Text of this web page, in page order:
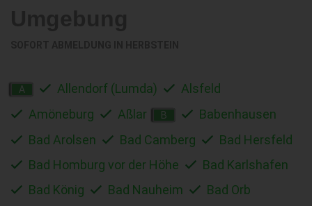
A Allendorf (Lumda)
Alsfeld
Amöneburg
Aßlar B
Babenhausen
Bad Arolsen
Bad Camberg
Bad Hersfeld
Bad Homburg vor der Höhe
Bad Karlshafen
Bad König
Bad Nauheim
Bad Orb